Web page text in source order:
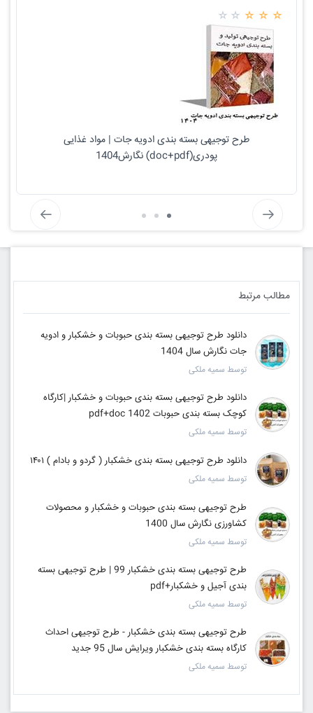
طرح توجیهی بسته بندی ادویه جات | مواد غذایی
پودری(doc+pdf) نگارش1404
مطالب مرتبط
دانلود طرح توجیهی بسته بندی حبوبات و خشکبار و ادویه
جات نگارش سال 1404
توسط سمیه ملکی
دانلود طرح توجیهی بسته بندی حبوبات و خشکبار |کارگاه
کوچک بسته بندی حبوبات pdf+doc 1402
توسط سمیه ملکی
دانلود طرح توجیهی بسته بندی خشکبار ( گردو و بادام ) ۱۴۰۱
توسط سمیه ملکی
طرح توجیهی بسته بندی حبوبات و خشکبار و محصولات
کشاورزی نگارش سال 1400
توسط سمیه ملکی
طرح توجیهی بسته بندی خشکبار 99 | طرح توجیهی بسته
بندی آجیل و خشکبار+pdf
توسط سمیه ملکی
طرح توجیهی بسته بندی خشکبار - طرح توجیهی احداث
کارگاه بسته بندی خشکبار ویرایش سال 95 جدید
توسط سمیه ملکی